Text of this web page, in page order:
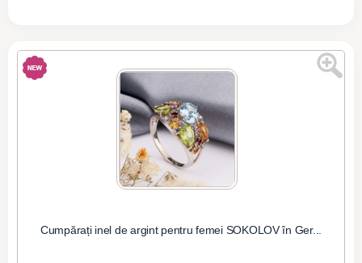
Cumpărați inel de argint pentru femei SOKOLOV în Ger...